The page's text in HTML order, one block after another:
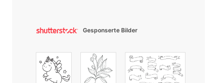
Gesponserte Bilder